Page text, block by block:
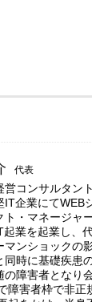
代表
営コンサルタン
IT企業にてWEB
ト・マネージャ
起業を起業し、
マンショックの
同時に基礎疾患
の障害者となり
障害者枠で非正